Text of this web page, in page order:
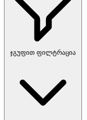
ჯგუფით ფილტრაცია